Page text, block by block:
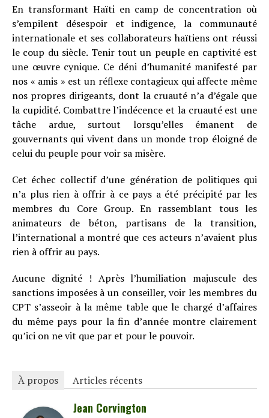
En transformant Haïti en camp de concentration où
s’empilent désespoir et indigence, la communauté
internationale et ses collaborateurs haïtiens ont réussi
le coup du siècle. Tenir tout un peuple en captivité est
une œuvre cynique. Ce déni d’humanité manifesté par
nos « amis » est un réflexe contagieux qui affecte même
nos propres dirigeants, dont la cruauté n’a d’égale que
la cupidité. Combattre l’indécence et la cruauté est une
tâche ardue, surtout lorsqu’elles émanent de
gouvernants qui vivent dans un monde trop éloigné de
celui du peuple pour voir sa misère.
Cet échec collectif d’une génération de politiques qui
n’a plus rien à offrir à ce pays a été précipité par les
membres du Core Group. En rassemblant tous les
animateurs de béton, partisans de la transition,
l’international a montré que ces acteurs n’avaient plus
rien à offrir au pays.
Aucune dignité ! Après l’humiliation majuscule des
sanctions imposées à un conseiller, voir les membres du
CPT s’asseoir à la même table que le chargé d’affaires
du même pays pour la fin d’année montre clairement
qu’ici on ne vit que par et pour le pouvoir.
À propos Articles récents
Jean Corvington